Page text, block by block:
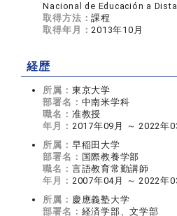
Nacional de Educación a
取得方法：課程
取得年月：2013年10月
経歴
所属： 東京大学
部署名： 中南米学科
職名： 准教授
年月： 2017年09月 ～ 2022年
所属： 早稲田大学
部署名： 国際教養学部
職名： 言語教育常勤講師
年月： 2007年04月 ～ 2022年
所属： 慶應義塾大学
部署名： 経済学部、文学部